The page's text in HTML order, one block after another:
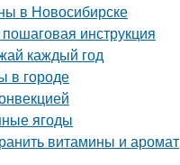
в Новосибирске
инструкция
каждый год
в городе
ягоды
витамины и аромат